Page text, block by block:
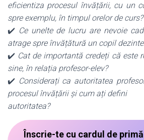
eficientiza procesul învățării, cu un
spre exemplu, în timpul orelor de curs?
✔️ Ce unelte de lucru are nevoie
atrage spre învățătură un copil
✔️ Cat de importantă credeți că este
sine, în relația profesor-elev?
✔️ Considerați ca autoritatea
procesul învățării și cum ați defini
autoritatea?
Înscrie-te cu cardul de